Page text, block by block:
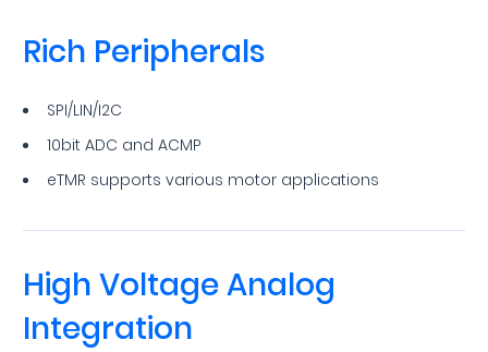
Rich Peripherals
SPI/LIN/I2C
10bit ADC and ACMP
eTMR supports various motor applications
High Voltage Analog
Integration